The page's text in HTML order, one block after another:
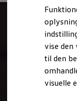
vise den
til den
visuelle
Bestil et
Brugte
Firmabil
Vejen til
Online